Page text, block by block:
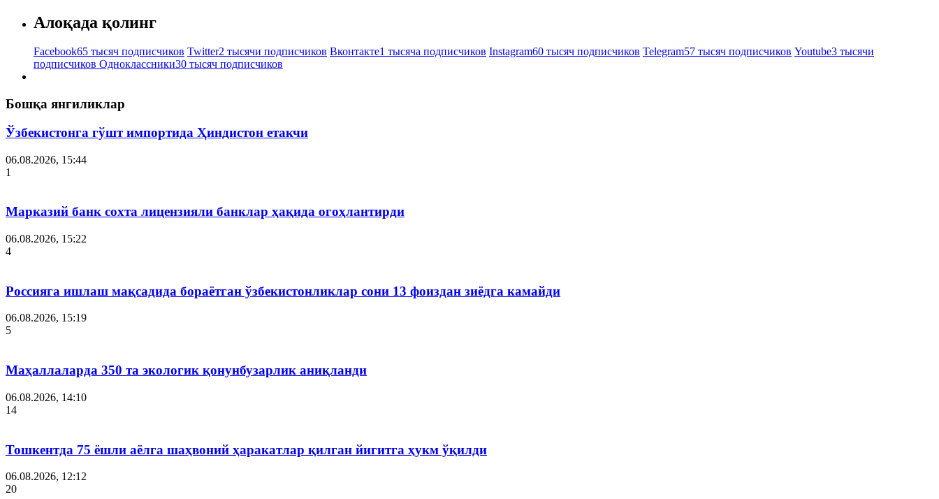
Алоқада қолинг
Facebook65 тысяч подписчиков Twitter2 тысячи подписчиков Вконтакте1 тысяча подписчиков Instagram60 тысяч подписчиков Telegram57 тысяч подписчиков Youtube3 тысячи
подписчиков Одноклассники30 тысяч подписчиков
Бошқа янгиликлар
Ўзбекистонга гўшт импортида Ҳиндистон етакчи
06.08.2026, 15:44
1
Марказий банк сохта лицензияли банклар ҳақида огоҳлантирди
06.08.2026, 15:22
4
Россияга ишлаш мақсадида бораётган ўзбекистонликлар сони 13 фоиздан зиёдга камайди
06.08.2026, 15:19
5
Маҳаллаларда 350 та экологик қонунбузарлик аниқланди
06.08.2026, 14:10
14
Тошкентда 75 ёшли аёлга шаҳвоний ҳаракатлар қилган йигитга ҳукм ўқилди
06.08.2026, 12:12
20